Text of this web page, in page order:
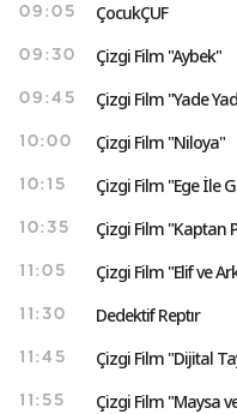
09:05 ÇocukÇUF
09:30 Çizgi Film "Aybek"
09:45 Çizgi Film "Yade
10:00 Çizgi Film "Niloya"
10:15 Çizgi Film "Ege İle
10:35 Çizgi Film "Kaptan
11:05 Çizgi Film "Elif ve
11:30 Dedektif Reptır
11:45 Çizgi Film "Dijital
11:55 Çizgi Film "Maysa